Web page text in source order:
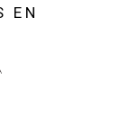
EN